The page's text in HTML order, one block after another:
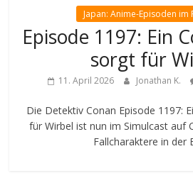
Japan: Anime-Episoden im
Episode 1197: Ein
sorgt für
11. April 2026 Jonathan K.
Die Detektiv Conan Episode 1197:
für Wirbel ist nun im Simulcast auf
Fallcharaktere in der